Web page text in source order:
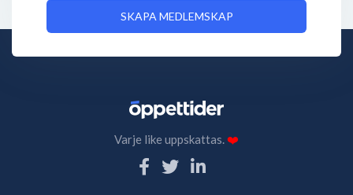
SKAPA MEDLEMSKAP
Varje like uppskattas.❤️